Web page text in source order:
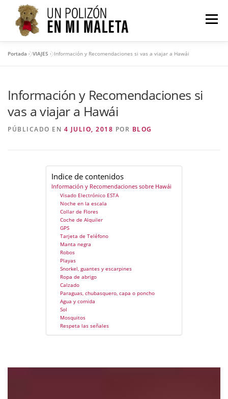
contenido
Menú
QUIÉN SOY CONTACTO
Portada »VIAJES »Información y Recomendaciones si vas a viajar a Hawái
Información y Recomendaciones si
vas a viajar a Hawái
PÚBLICADO EN 4 JULIO, 2018 POR BLOG
Indice de contenidos
Información y Recomendaciones sobre Hawái
Visado Electrónico ESTA
Noche en la escala
Collar de Flores
Coche de Alquiler
GPS
Tarjeta de Teléfono
Manta negra
Robos
Playas
Snorkel, guantes y escarpines
Ropa de abrigo
Calzado
Paraguas, chubasquero, capa o poncho
Agua y comida
Sol
Mosquitos
Respeta las señales